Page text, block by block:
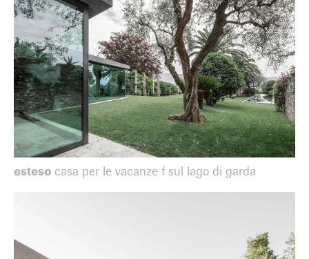
esteso casa per le vacanze f sul lago di garda